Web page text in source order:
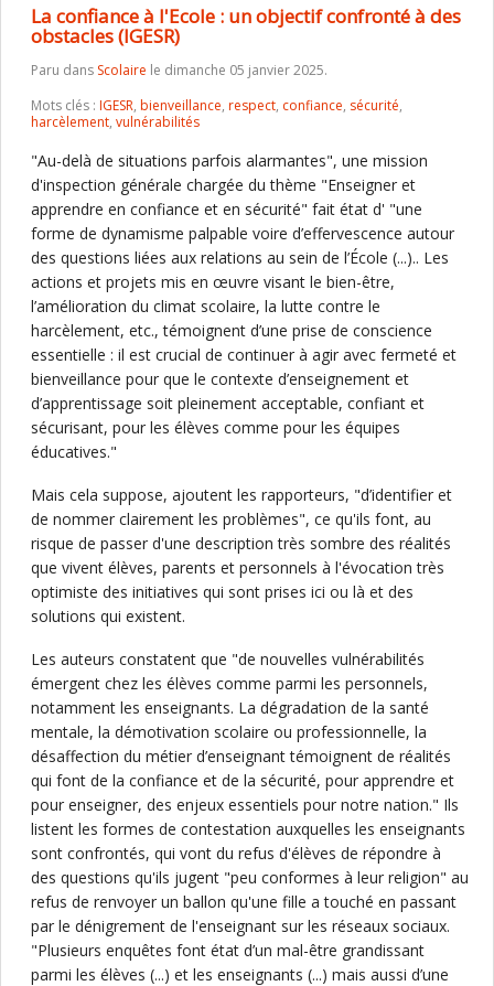
La confiance à l'Ecole : un objectif confronté à des
obstacles (IGESR)
Paru dans Scolaire le dimanche 05 janvier 2025.
Mots clés : IGESR, bienveillance, respect, confiance, sécurité,
harcèlement, vulnérabilités
"Au-delà de situations parfois alarmantes", une mission
d'inspection générale chargée du thème "Enseigner et
apprendre en confiance et en sécurité" fait état d' "une
forme de dynamisme palpable voire d’effervescence autour
des questions liées aux relations au sein de l’École (...).. Les
actions et projets mis en œuvre visant le bien-être,
l’amélioration du climat scolaire, la lutte contre le
harcèlement, etc., témoignent d’une prise de conscience
essentielle : il est crucial de continuer à agir avec fermeté et
bienveillance pour que le contexte d’enseignement et
d’apprentissage soit pleinement acceptable, confiant et
sécurisant, pour les élèves comme pour les équipes
éducatives."
Mais cela suppose, ajoutent les rapporteurs, "d’identifier et
de nommer clairement les problèmes", ce qu'ils font, au
risque de passer d'une description très sombre des réalités
que vivent élèves, parents et personnels à l'évocation très
optimiste des initiatives qui sont prises ici ou là et des
solutions qui existent.
Les auteurs constatent que "de nouvelles vulnérabilités
émergent chez les élèves comme parmi les personnels,
notamment les enseignants. La dégradation de la santé
mentale, la démotivation scolaire ou professionnelle, la
désaffection du métier d’enseignant témoignent de réalités
qui font de la confiance et de la sécurité, pour apprendre et
pour enseigner, des enjeux essentiels pour notre nation." Ils
listent les formes de contestation auxquelles les enseignants
sont confrontés, qui vont du refus d'élèves de répondre à
des questions qu'ils jugent "peu conformes à leur religion" au
refus de renvoyer un ballon qu'une fille a touché en passant
par le dénigrement de l'enseignant sur les réseaux sociaux.
"Plusieurs enquêtes font état d’un mal-être grandissant
parmi les élèves (...) et les enseignants (...) mais aussi d’une